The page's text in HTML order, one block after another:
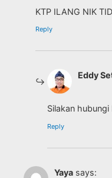
KTP ILANG NIK
Reply
Eddy
Silakan
Reply
Yaya says: